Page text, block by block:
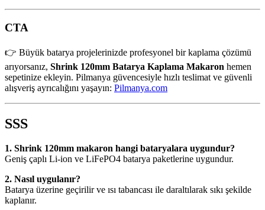
CTA
👉 Büyük batarya projelerinizde profesyonel bir kaplama çözümü
arıyorsanız, Shrink 120mm Batarya Kaplama Makaron hemen
sepetinize ekleyin. Pilmanya güvencesiyle hızlı teslimat ve güvenli
alışveriş ayrıcalığını yaşayın: Pilmanya.com
SSS
1. Shrink 120mm makaron hangi bataryalara uygundur?
Geniş çaplı Li-ion ve LiFePO4 batarya paketlerine uygundur.
2. Nasıl uygulanır?
Batarya üzerine geçirilir ve ısı tabancası ile daraltılarak sıkı şekilde
kaplanır.